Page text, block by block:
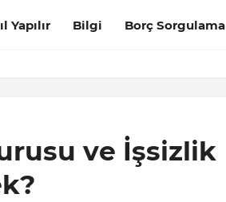
Yapılır Bilgi Borç Sorgulama
ve İşsizlik